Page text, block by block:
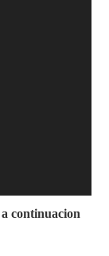
continuacion